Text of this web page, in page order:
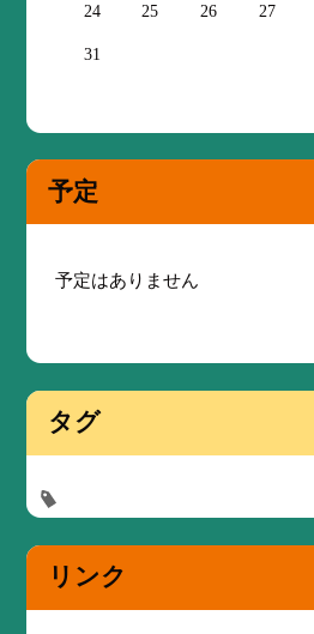
24 25 26 27
31
予定
予定はありません
タグ
リンク